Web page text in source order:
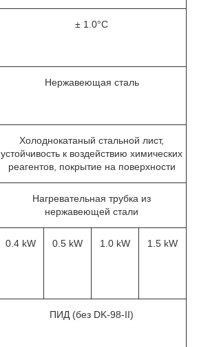
± 1.0°C
Нержавеющая сталь
Холоднокатаный стальной лист,
устойчивость к воздействию химических
реагентов, покрытие на поверхности
Нагревательная трубка из
нержавеющей стали
0.4 kW 0.5 kW 1.0 kW 1.5 kW
ПИД (без DK-98-II)